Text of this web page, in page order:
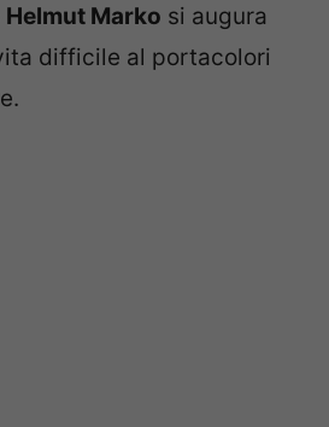
Helmut Marko si augura
difficile al portacolori